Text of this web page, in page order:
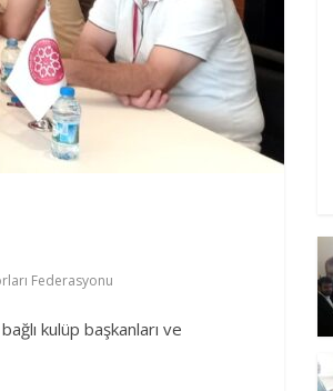
Federasyonu
kulüp başkanları ve